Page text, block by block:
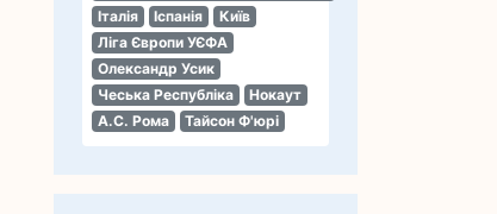
Італія
Іспанія
Київ
Ліга Європи УЄФА
Олександр Усик
Чеська Республіка
Нокаут
А.С. Рома
Тайсон Ф'юрі